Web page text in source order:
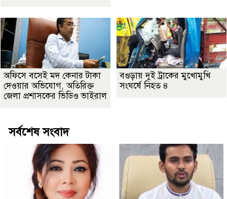
অফিসে বসেই মদ কেনার টাকা
দেওয়ার অভিযোগ, অতিরিক্ত
জেলা প্রশাসকের ভিডিও ভাইরাল
বগুড়ায় দুই ট্রাকের মুখোমুখি
সংঘর্ষে নিহত ৪
সর্বশেষ সংবাদ